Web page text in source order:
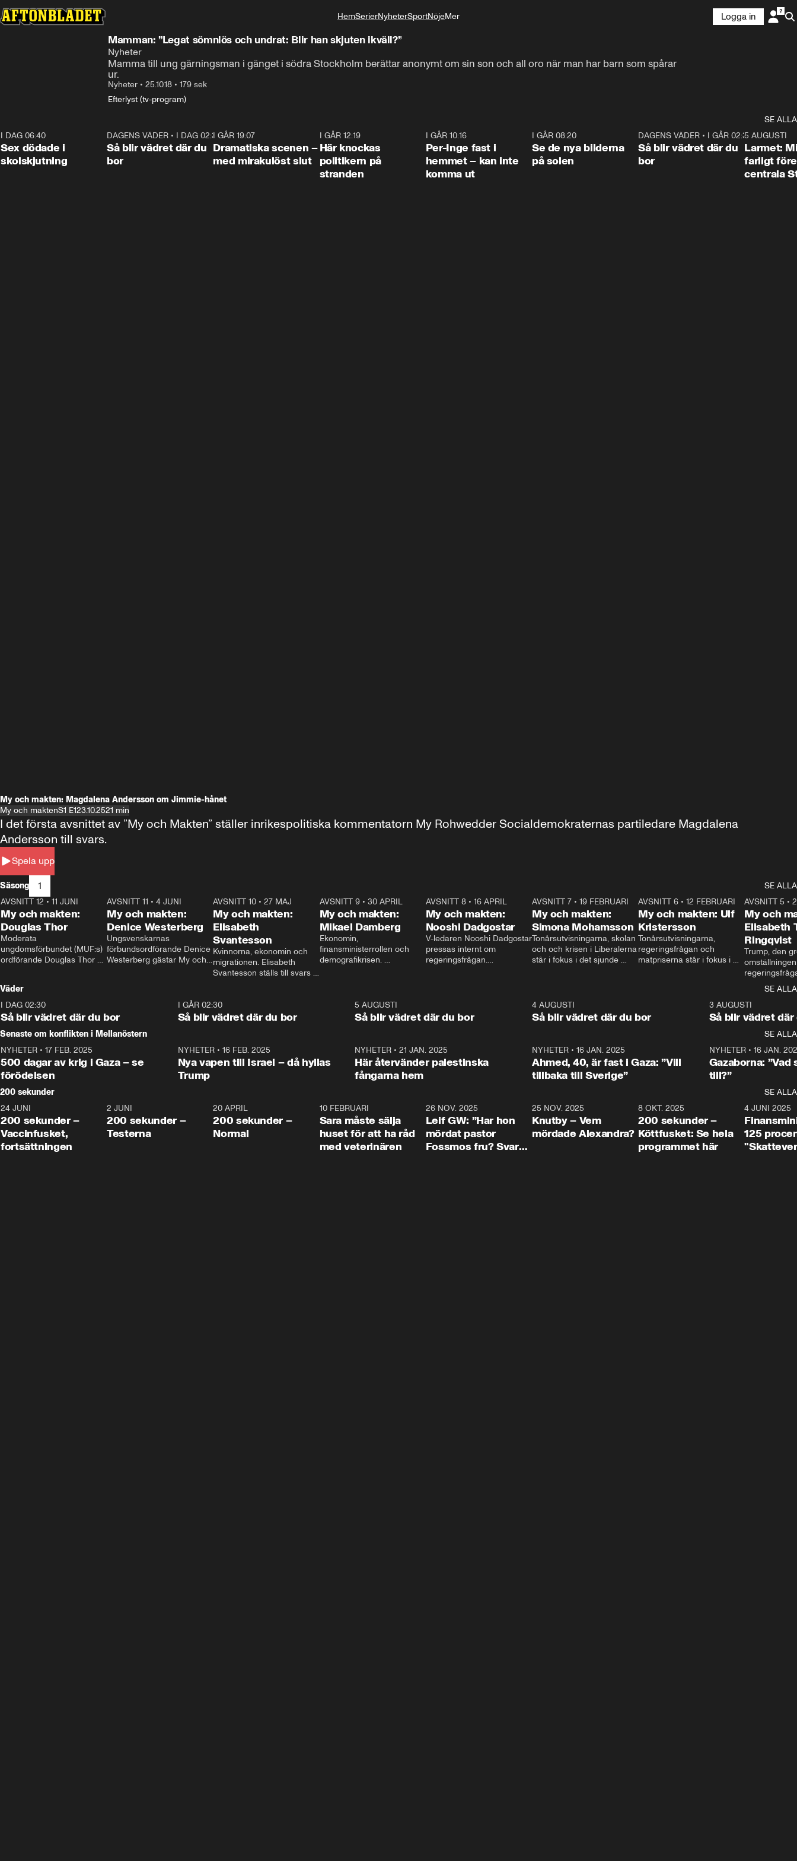
HemSerierNyheterSportNöjeMer
Logga in
Mamman: ”Legat sömnlös och undrat: Blir han skjuten ikväll?”
Nyheter
Mamma till ung gärningsman i gänget i södra Stockholm berättar anonymt om sin son och all oro när man har barn som spårar
ur.
Nyheter • 25.10.18 • 179 sek
Efterlyst (tv-program)
SE ALLA
I DAG 06:40
Sex dödade i
skolskjutning
1:06
DAGENS VÄDER • I DAG 02:30
Så blir vädret där du
bor
I GÅR 19:07
Dramatiska scenen –
med mirakulöst slut
I GÅR 12:19
Här knockas
politikern på
stranden
I GÅR 10:16
Per-Inge fast i
hemmet – kan inte
komma ut
I GÅR 08:20
Se de nya bilderna
på solen
1:06
DAGENS VÄDER • I GÅR 02:30
Så blir vädret där du
bor
5 AUGUSTI
Larmet:
farligt
centrala
My och makten: Magdalena Andersson om Jimmie-hånet
My och maktenS1 E123.10.2521 min
Spela upp
I det första avsnittet av ”My och Makten” ställer inrikespolitiska kommentatorn My Rohwedder Socialdemokraternas partiledare Magdalena
Andersson till svars.
Säsong 1
SE ALLA
26:27
AVSNITT 12 • 11 JUNI
My och makten:
Douglas Thor
Moderata
ungdomsförbundet (MUF:s)
ordförande Douglas Thor
tonårsutvisningarna och hur
Moderaterna ska locka
väljare till valet i höst.
23:40
AVSNITT 11 •4 JUNI
My och makten:
Denice Westerberg
Ungsvenskarnas
förbundsordförande Denice
Westerberg gästar My och
AVSNITT 10 •27 MAJ
My och makten:
Elisabeth
Svantesson
Kvinnorna, ekonomin och
migrationen. Elisabeth
Svantesson ställs till svars
AVSNITT 9• 30 APRIL
My och makten:
Mikael Damberg
Ekonomin,
finansministerrollen och
demografikrisen.
och Makten.
AVSNITT 8• 16 APRIL
My och makten:
Nooshi Dadgostar
V-ledaren Nooshi Dadgostar
pressas internt om
regeringsfrågan.
– Vi ställer upp i val. Ska vi
vara med så sitter vi förstås
24:30
AVSNITT 7• 19 FEBRUARI
My och makten:
Simona Mohamsson
Tonårsutvisningarna, skolan
och och krisen i Liberalerna
står i fokus i det sjunde
kommentator My
Rohwedder ställer
utbildnings- och
Mohamsson till svars.
27:30
AVSNITT 6 •12 FEBRUARI
My och makten: Ulf
Kristersson
Tonårsutvisningarna,
regeringsfrågan och
matpriserna står i fokus i
Rohwedder ställer
statsminister Ulf Kristersson
AVSNITT 5 •
My och
Elisabeth
Ringqvist
Trump, den
centrum i
avsnittet av
Makten”. Se
Aftonbladets
Rohwedder
Thand Ring
Väder
SE ALLA
I DAG 02:30
Så blir vädret där du bor
1:06
I GÅR 02:30
Så blir vädret där du bor
5 AUGUSTI
Så blir vädret där du bor
4 AUGUSTI
Så blir vädret där du bor
3 AUGUSTI
Så blir vädret där
Senaste om konflikten i Mellanöstern
SE ALLA
NYHETER • 17 FEB. 2025
500 dagar av krig i Gaza – se
förödelsen
NYHETER• 16 FEB. 2025
Nya vapen till Israel – då hyllas
Trump
NYHETER •21 JAN. 2025
Här återvänder palestinska
fångarna hem
NYHETER• 16 JAN. 2025
Ahmed, 40, är fast i Gaza: ”Vill
tillbaka till Sverige”
NYHETER• 16 JAN.
Gazaborna:
till?”
200 sekunder
SE ALLA
5:00
24 JUNI
200 sekunder –
Vaccinfusket,
fortsättningen
4:23
2 JUNI
200 sekunder –
Testerna
20 APRIL
200 sekunder –
Normal
10 FEBRUARI
Sara måste sälja
huset för att ha råd
med veterinären
26 NOV. 2025
Leif GW: ”Har hon
mördat pastor
Fossmos fru? Svar
31:05
25 NOV. 2025
Knutby – Vem
mördade Alexandra?
4:29
8 OKT. 2025
200 sekunder –
Köttfusket: Se hela
programmet här
4 JUNI 2025
125